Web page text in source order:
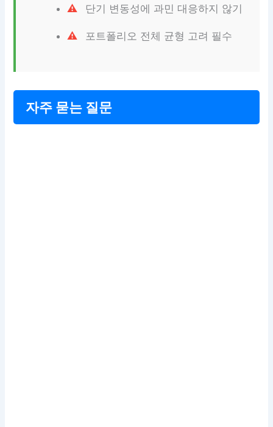
단기 변동성에 과민 대응하지 않기
포트폴리오 전체 균형 고려 필수
자주 묻는 질문